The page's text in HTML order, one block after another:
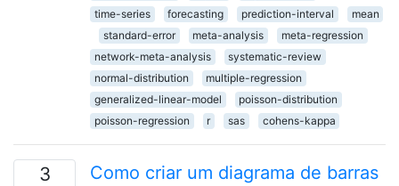
time-series
forecasting prediction-interval
mean
standard-error
meta-analysis
meta-regression
network-meta-analysis
systematic-review
normal-distribution
multiple-regression
generalized-linear-model
poisson-distribution
poisson-regression
r sas cohens-kappa
3
Como criar um diagrama de barras